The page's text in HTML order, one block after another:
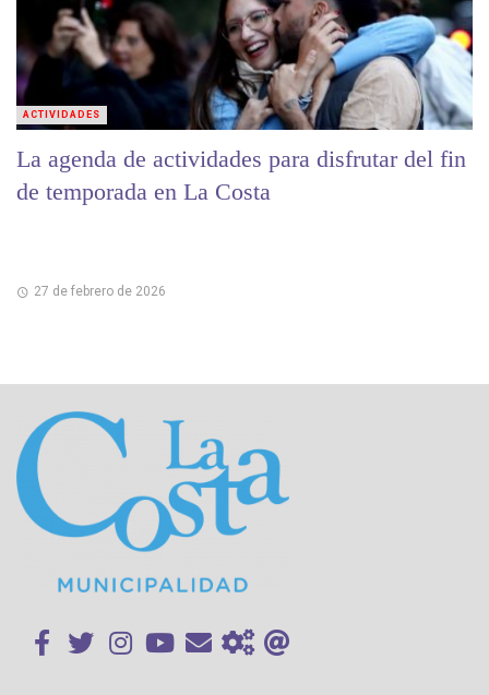
La agenda de actividades para disfrutar del fin
de temporada en La Costa
27 de febrero de 2026
ACTIVIDADES